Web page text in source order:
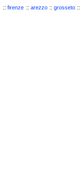
:: firenze :: arezzo :: grosseto ::